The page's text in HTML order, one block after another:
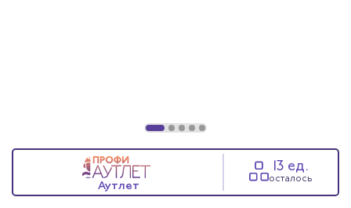
Аутлет
13 ед.
осталось